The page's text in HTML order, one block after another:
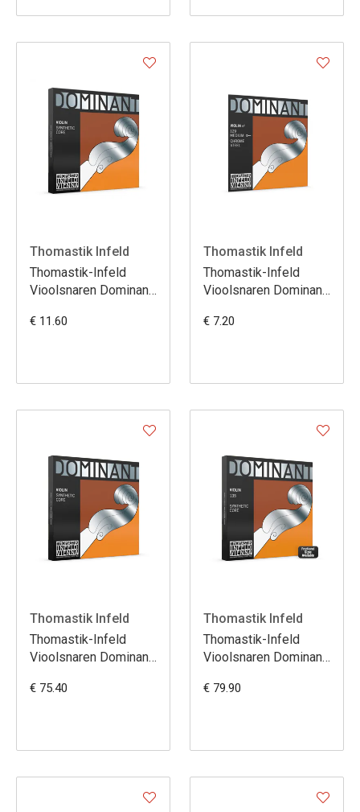
Thomastik Infeld
Thomastik-Infeld
Vioolsnaren Dominant
€ 11.60
Thomastik Infeld
Thomastik-Infeld
Vioolsnaren Dominant
€ 7.20
Thomastik Infeld
Thomastik-Infeld
Vioolsnaren Dominant
€ 75.40
Thomastik Infeld
Thomastik-Infeld
Vioolsnaren Dominant
€ 79.90